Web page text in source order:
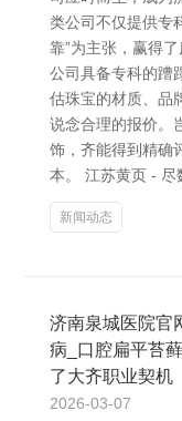
类公司不仅提供专
靠”为主张，赢得
公司具备专科的蹧
估珠宝的材质、品
说念合理的报价。
饰，齐能得到精确
本。 江苏黄页 -
新闻动态
济南泉城医院官
病_口腔扁平苔
了大齐职业契机
2026-03-07